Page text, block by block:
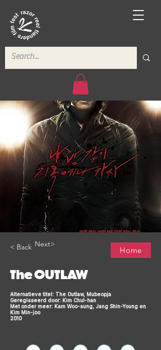
< Back Next>
Home
The OUTLAW
Alternatieve titel: The Outlaw, Mubeopja
Geregisseerd door: Kim Chul-han
Met onder meer: Kam Woo-sung, Jang Shin-Young en
Kim Min-joo
2010